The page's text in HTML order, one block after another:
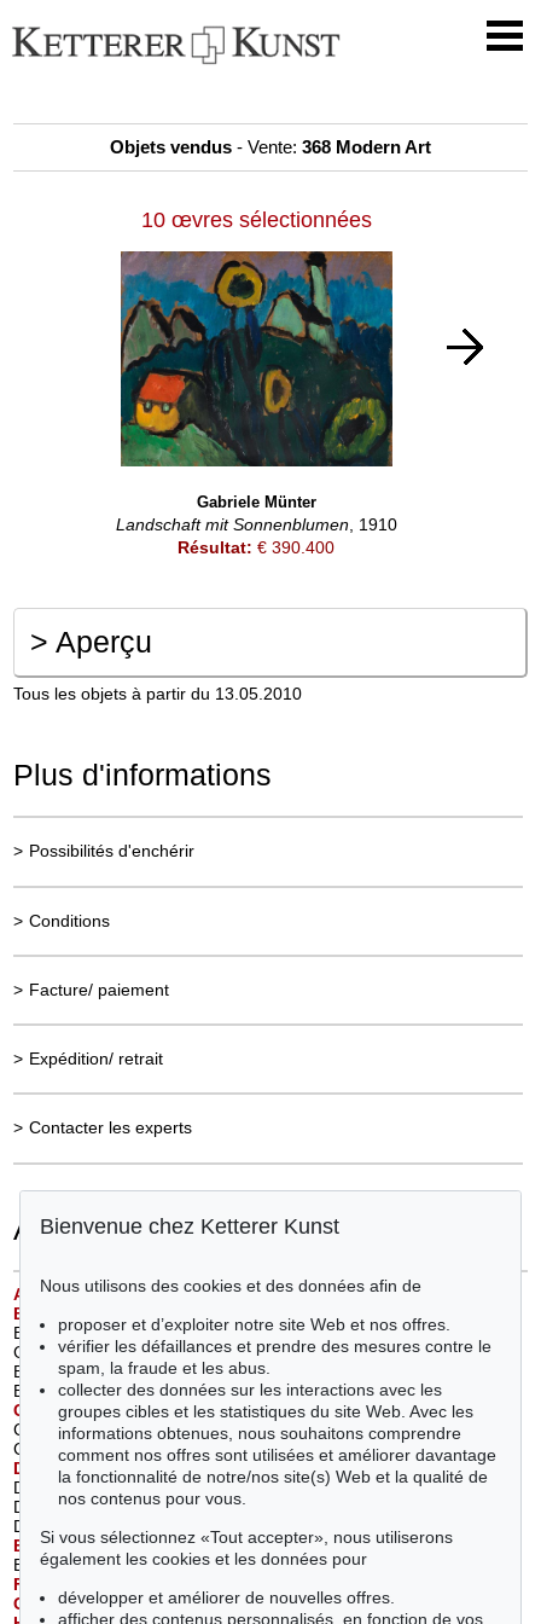
Objets vendus - Vente: 368 Modern Art
10 œvres sélectionnées
Gabriele Münter
Landschaft mit Sonnenblumen, 1910
Résultat: € 390.400
>Aperçu
Tous les objets à partir du 13.05.2010
Plus d'informations
> Possibilités d'enchérir
> Conditions
> Facture/ paiement
> Expédition/ retrait
> Contacter les experts
Artiste
A ckermann, Max (1)
B
Bechtejeff, Wladimir
Georgiewitsch von (1)
Beckmann, Max (1)
Bloch, Albert (1)
C
aspar-Filser, Maria(1)
Chagall, Marc (3)
Cucuel, Edward (1)
D
alí, Salvador
Delaunay-Terk, Sonia (1)
Dill, Otto (1)
E
berz, Josef(1)
Ende, Edgar (1)
F
G
iacometti, Diego(2)
Kokoschka, Oskar (1)
Lempicka, Tamara de(1)
Liebermann, Max (1)
M
Mataré, Ewald (1)
Meidner, Ludwig (1)
Miró, Joan (1)
Mueller, Otto (2)
Münter, Gabriele (3)
Nolde, Emil(4)
Picasso, Pablo (3)
Rée, Anita(1)
Rohlfs, Christian (5)
Bienvenue chez Ketterer Kunst
Nous utilisons des cookies et des données afin de
proposer et d’exploiter notre site Web et nos offres.
vérifier les défaillances et prendre des mesures contre le
spam, la fraude et les abus.
collecter des données sur les interactions avec les
groupes cibles et les statistiques du site Web. Avec les
informations obtenues, nous souhaitons comprendre
comment nos offres sont utilisées et améliorer davantage
la fonctionnalité de notre/nos site(s) Web et la qualité de
nos contenus pour vous.
Si vous sélectionnez «Tout accepter», nous utiliserons
également les cookies et les données pour
développer et améliorer de nouvelles offres.
afficher des contenus personnalisés, en fonction de vos